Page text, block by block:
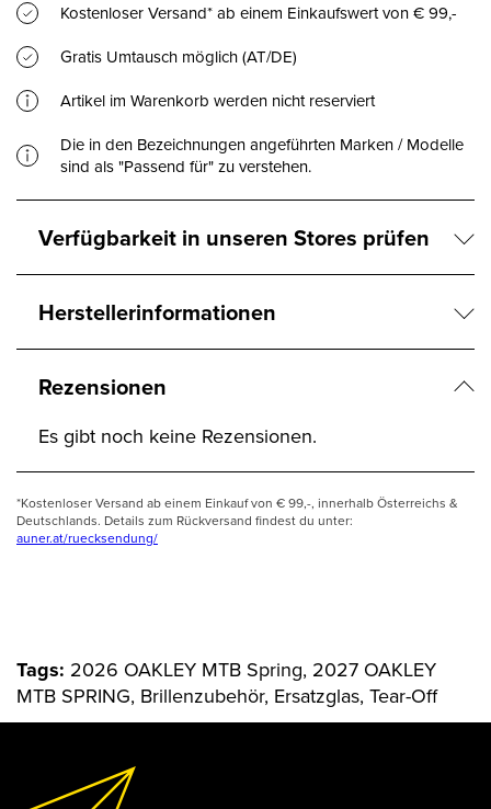
Kostenloser Versand* ab einem Einkaufswert von € 99,-
Gratis Umtausch möglich (AT/DE)
Artikel im Warenkorb werden nicht reserviert
Die in den Bezeichnungen angeführten Marken / Modelle
sind als "Passend für" zu verstehen.
Verfügbarkeit in unseren Stores prüfen
Herstellerinformationen
Rezensionen
Es gibt noch keine Rezensionen.
*Kostenloser Versand ab einem Einkauf von € 99,-, innerhalb Österreichs &
Deutschlands. Details zum Rückversand findest du unter:
auner.at/ruecksendung/
Tags: 2026 OAKLEY MTB Spring, 2027 OAKLEY
MTB SPRING, Brillenzubehör, Ersatzglas, Tear-Off